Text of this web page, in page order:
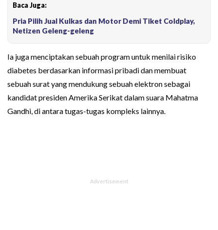
Baca Juga:
Pria Pilih Jual Kulkas dan Motor Demi Tiket Coldplay,
Netizen Geleng-geleng
Ia juga menciptakan sebuah program untuk menilai risiko
diabetes berdasarkan informasi pribadi dan membuat
sebuah surat yang mendukung sebuah elektron sebagai
kandidat presiden Amerika Serikat dalam suara Mahatma
Gandhi, di antara tugas-tugas kompleks lainnya.